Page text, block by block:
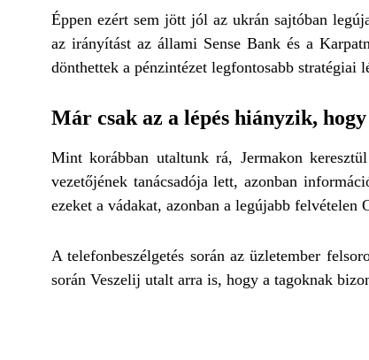
Éppen ezért sem jött jól az ukrán sajtóban
az irányítást az állami Sense Bank és a
dönthettek a pénzintézet legfontosabb stratégiai
Már csak az a lépés hiányzik,
Mint korábban utaltunk rá, Jermakon
vezetőjének tanácsadója lett, azonban
ezeket a vádakat, azonban a legújabb
A telefonbeszélgetés során az üzletember
során Veszelij utalt arra is, hogy a tagoknak